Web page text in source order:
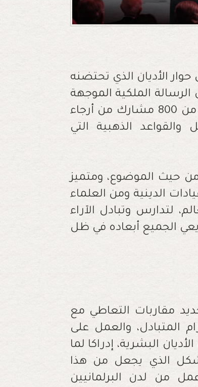
الأديان الذي تحتضنه
الجاري بمضمون الرسالة الملكية الموجهة
في سياق أشغال هذا الملتقى الذي حج إليه أزيد من 800 مشارك من أرجاء
الذهبية التي
من حيث الموضوع، ومتميز
الدينية ومن العلماء
لتدارس وتبادل الآراء
الجميع أبعاده في ظل
مقاربات التعاطي مع
المتبادل، والعمل على
البشرية، إدراكا لما
الذي يجعل من هذا
من لدن البرلمانيين